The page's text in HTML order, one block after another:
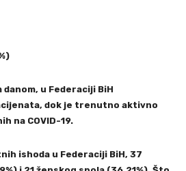
u Federaciji BiH
dok je trenutno aktivno
na COVID-19.
ishoda u Federaciji BiH, 37